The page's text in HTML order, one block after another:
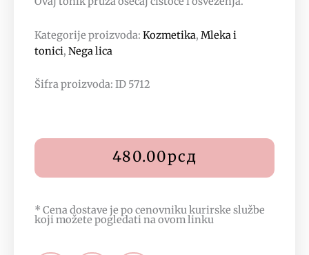
Kategorije proizvoda: Kozmetika, Mleka i
tonici, Nega lica
Šifra proizvoda: ID 5712
480.00рсд
* Cena dostave je po cenovniku kurirske službe
koji možete pogledati naovom linku